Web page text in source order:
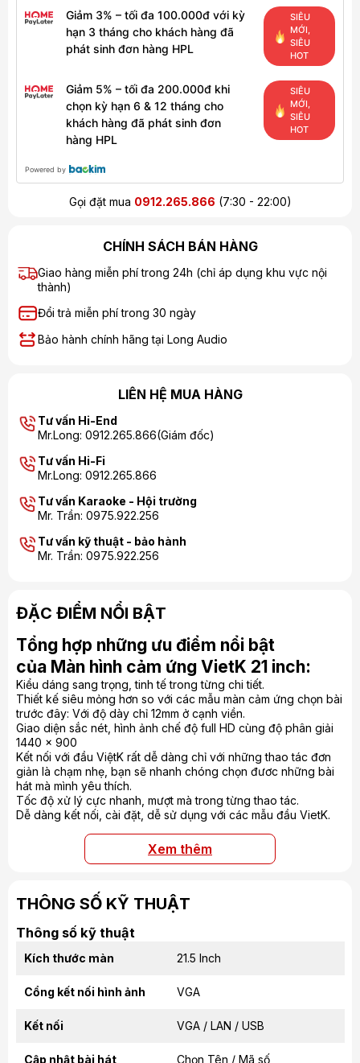
Giảm 3% – tối đa 100.000đ với kỳ
hạn 3 tháng cho khách hàng đã
phát sinh đơn hàng HPL
SIÊU
MỚI,
SIÊU
HOT
Giảm 5% – tối đa 200.000đ khi
chọn kỳ hạn 6 & 12 tháng cho
khách hàng đã phát sinh đơn
hàng HPL
SIÊU
MỚI,
SIÊU
HOT
Powered by
Gọi đặt mua 0912.265.866 (7:30 - 22:00)
CHÍNH SÁCH BÁN HÀNG
Giao hàng miễn phí trong 24h (chỉ áp dụng khu vực nội
thành)
Đổi trả miễn phí trong 30 ngày
Bảo hành chính hãng tại Long Audio
LIÊN HỆ MUA HÀNG
Tư vấn Hi-End
Mr.Long: 0912.265.866(Giám đốc)
Tư vấn Hi-Fi
Mr.Long: 0912.265.866
Tư vấn Karaoke - Hội trường
Mr. Trần: 0975.922.256
Tư vấn kỹ thuật - bảo hành
Mr. Trần: 0975.922.256
ĐẶC ĐIỂM NỔI BẬT
Tổng hợp những ưu điểm nổi bật
của Màn hình cảm ứng VietK 21 inch:
Kiểu dáng sang trọng, tinh tế trong từng chi tiết.
Thiết kế siêu mỏng hơn so với các mẫu màn cảm ứng chọn bài
trước đây: Với độ dày chỉ 12mm ở cạnh viền.
Giao diện sắc nét, hình ảnh chế độ full HD cùng độ phân giải
1440 x 900
Kết nối với đầu ViệtK rất dễ dàng chỉ với những thao tác đơn
giản là chạm nhẹ, bạn sẽ nhanh chóng chọn đươc những bài
hát mà mình yêu thích.
Tốc độ xử lý cực nhanh, mượt mà trong từng thao tác.
Dễ dàng kết nối, cài đặt, dễ sử dụng với các mẫu đầu VietK.
Xem thêm
THÔNG SỐ KỸ THUẬT
Thông số kỹ thuật
Kích thước màn 21.5 Inch
Cổng kết nối hình ảnh VGA
Kết nối VGA / LAN / USB
Cập nhật bài hát Chọn Tên / Mã số